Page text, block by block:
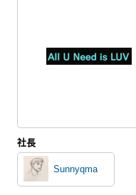
登入
社長
Sunnyqma